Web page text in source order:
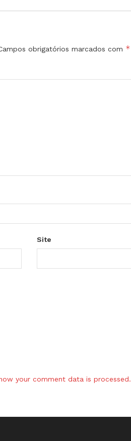
obrigatórios marcados com *
Site
your comment data is processed.